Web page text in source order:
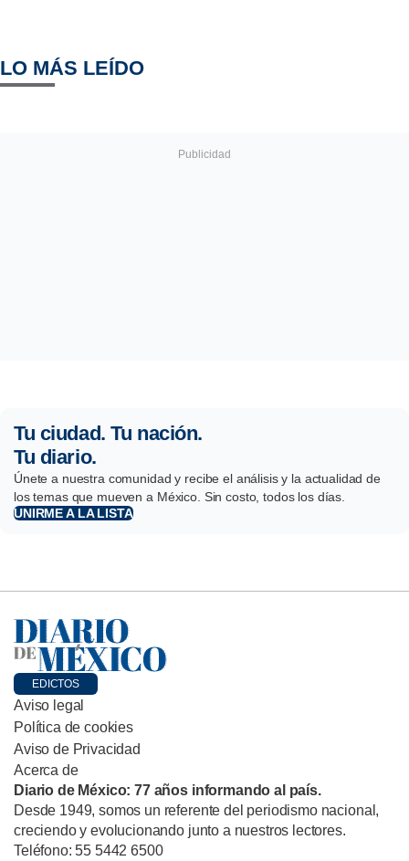
LO MÁS LEÍDO
Tu ciudad. Tu nación.
Tu diario.
Únete a nuestra comunidad y recibe el análisis y la actualidad de
los temas que mueven a México. Sin costo, todos los días.
UNIRME A LA LISTA
EDICTOS
Aviso legal
Política de cookies
Aviso de Privacidad
Acerca de
Diario de México: 77 años informando al país.
Desde 1949, somos un referente del periodismo nacional,
creciendo y evolucionando junto a nuestros lectores.
Teléfono: 55 5442 6500